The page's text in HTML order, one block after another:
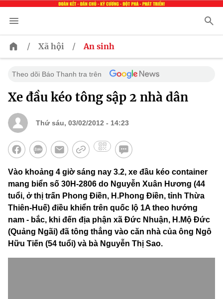
/ Xã hội / An sinh
Theo dõi Báo Thanh tra trên
Xe đầu kéo tông sập 2 nhà dân
Thứ sáu, 03/02/2012 - 14:23
Vào khoảng 4 giờ sáng nay 3.2, xe đầu kéo container
mang biển số 30H-2806 do Nguyễn Xuân Hương (44
tuổi, ở thị trấn Phong Điền, H.Phong Điền, tỉnh Thừa
Thiên-Huế) điều khiển trên quốc lộ 1A theo hướng
nam - bắc, khi đến địa phận xã Đức Nhuận, H.Mộ Đức
(Quảng Ngãi) đã tông thẳng vào căn nhà của ông Ngô
Hữu Tiến (54 tuổi) và bà Nguyễn Thị Sao.